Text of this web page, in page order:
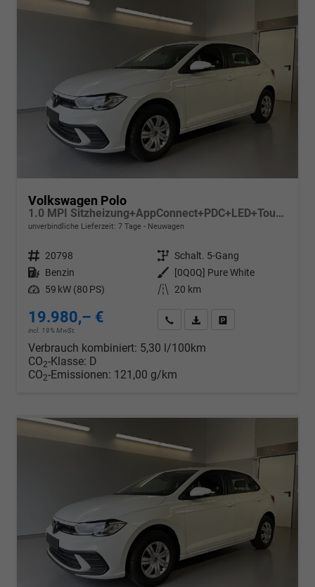
Volkswagen Polo
1.0 MPI Sitzheizung+AppConnect+PDC+LED+Touch+Lichtsensor+MultiLenkrad
unverbindliche Lieferzeit: 7 Tage Neuwagen
Fahrzeugnr. 20798 Getriebe Schalt. 5-Gang
Kraftstoff Benzin Außenfarbe
[0Q0Q] Pure White
Leistung 59 kW (80 PS) Kilometerstand 20 km
19.980,– €
incl. 19% MwSt.
Wir rufen Sie anPDF-Datei, Fahrzeugexposé
Verbrauch kombiniert: 5,30 l/100km
CO2-Klasse: D
CO2-Emissionen: 121,00 g/km